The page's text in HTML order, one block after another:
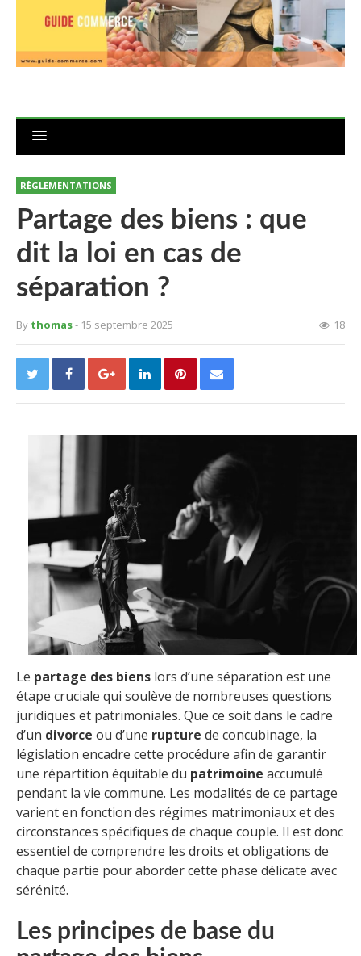
RÈGLEMENTATIONS
Partage des biens : que
dit la loi en cas de
séparation ?
By thomas- 15 septembre 2025 18
Le partage des biens lors d’une séparation est une
étape cruciale qui soulève de nombreuses questions
juridiques et patrimoniales. Que ce soit dans le cadre
d’un divorce ou d’une rupture de concubinage, la
législation encadre cette procédure afin de garantir
une répartition équitable du patrimoine accumulé
pendant la vie commune. Les modalités de ce partage
varient en fonction des régimes matrimoniaux et des
circonstances spécifiques de chaque couple. Il est donc
essentiel de comprendre les droits et obligations de
chaque partie pour aborder cette phase délicate avec
sérénité.
Les principes de base du